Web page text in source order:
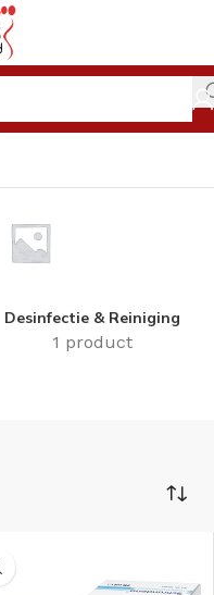
“klovenzalf”
Desinfectie & Reiniging
1 product